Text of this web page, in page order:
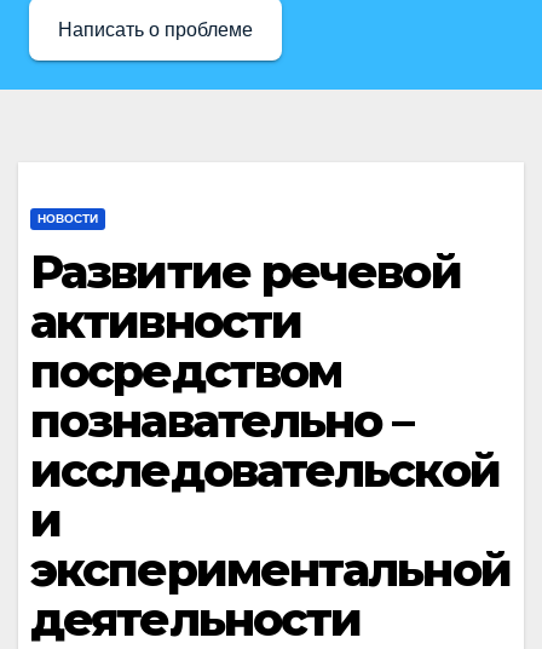
Написать о проблеме
НОВОСТИ
Развитие речевой
активности
посредством
познавательно –
исследовательской
и
экспериментальной
деятельности